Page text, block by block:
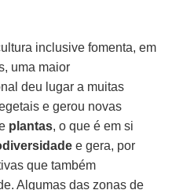
inclusive fomenta, em
uma maior
deu lugar a muitas
e gerou novas
plantas, o que é em si
e gera, por
que também
Algumas das zonas de